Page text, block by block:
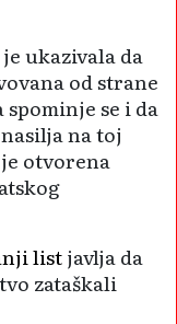
ukazivala da
od strane
se i da
na toj
otvorena
listjavlja da
zataškali